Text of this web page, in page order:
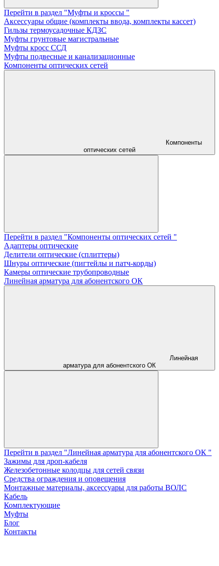
Перейти в раздел "Муфты и кроссы "
Аксессуары общие (комплекты ввода, комплекты кассет)
Гильзы термоусадочные КДЗС
Муфты грунтовые магистральные
Муфты кросс ССД
Муфты подвесные и канализационные
Компоненты оптических сетей
Компоненты
оптических сетей
Перейти в раздел "Компоненты оптических сетей "
Адаптеры оптические
Делители оптические (сплиттеры)
Шнуры оптические (пигтейлы и патч-корды)
Камеры оптические трубопроводные
Линейная арматура для абонентского ОК
Линейная
арматура для абонентского ОК
Перейти в раздел "Линейная арматура для абонентского ОК "
Зажимы для дроп-кабеля
Железобетонные колодцы для сетей связи
Средства ограждения и оповещения
Монтажные материалы, аксессуары для работы ВОЛС
Кабель
Комплектующие
Муфты
Блог
Контакты